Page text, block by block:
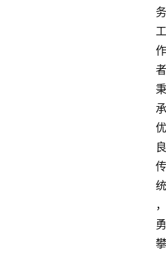
务
工
作
者
秉
承
优
良
传
统
，
勇
攀